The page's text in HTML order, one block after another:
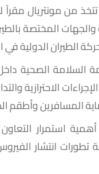
من مونتريال مقراً
والجهات المختصة
الطيران الدولية في
السلامة الصحية
الاحترازية
المسافرين وأطقم
استمرار
تطورات انتشار